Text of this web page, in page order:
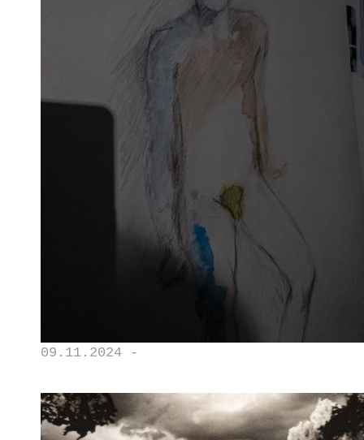
09.11.2024 -